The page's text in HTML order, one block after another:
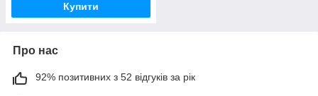
Купити
Про нас
92% позитивних з 52 відгуків за рік